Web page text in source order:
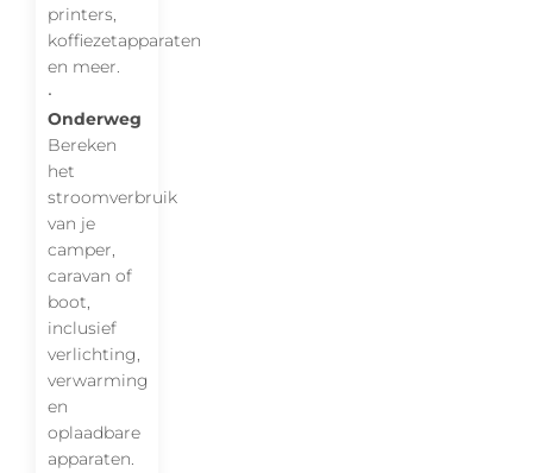
printers,
koffiezetapparaten
en meer.
•
Onderweg
Bereken
het
stroomverbruik
van je
camper,
caravan of
boot,
inclusief
verlichting,
verwarming
en
oplaadbare
apparaten.